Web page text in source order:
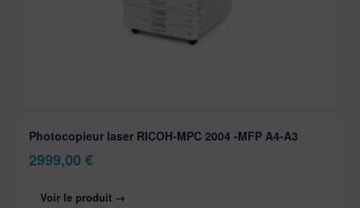
Photocopieur laser RICOH-MPC 2004 -MFP A4-A3
2999,00 €
Voir le produit →